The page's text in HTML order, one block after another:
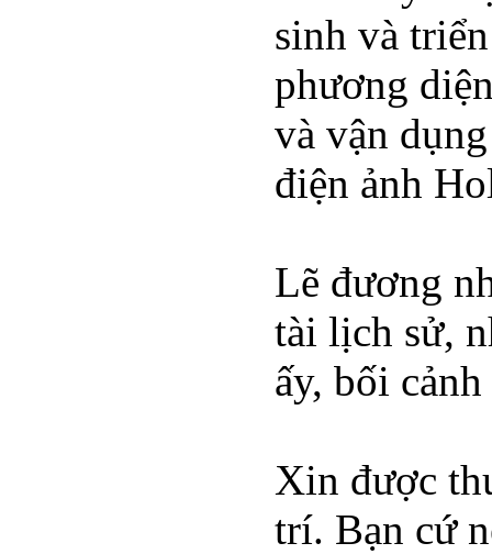
sinh và
phương
và vận
điện ảnh
Lẽ đương
tài lịch sử,
ấy, bối
Xin được
trí. Bạn cứ